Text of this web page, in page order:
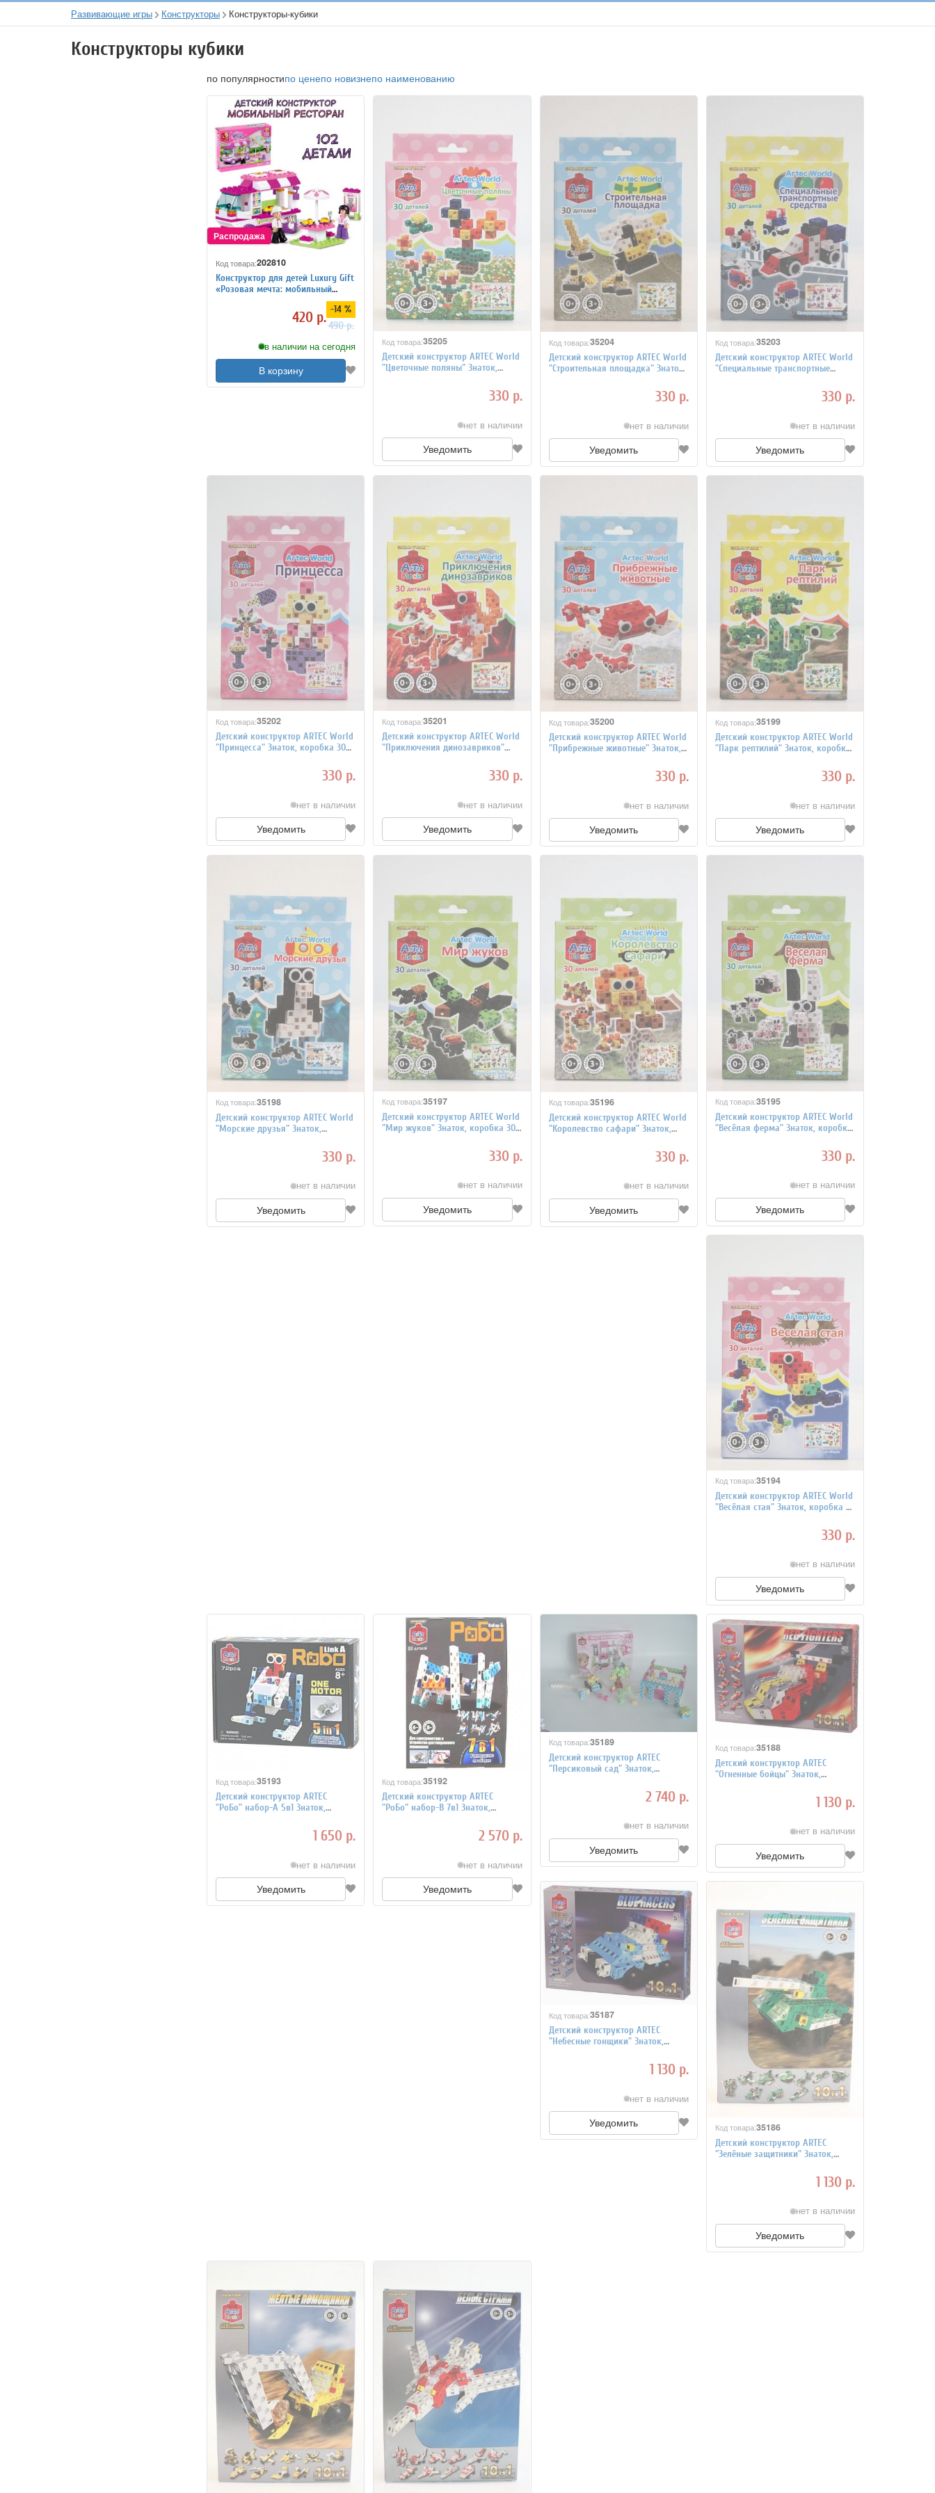
Развивающие игры Конструкторы Конструкторы-кубики
Конструкторы кубики
по популярностипо ценепо новизнепо наименованию
Код товара:202810
Конструктор для детей Luxury Gift
«Розовая мечта: мобильный
420 р. -14 %
490 р.
в наличии на сегодня
В корзину
Код товара:35205
Детский конструктор ARTEC World
"Цветочные поляны" Знаток,
330 р.
нет в наличии
Уведомить
Код товара:35204
Детский конструктор ARTEC World
"Строительная площадка" Знаток,
330 р.
нет в наличии
Уведомить
Код товара:35203
Детский конструктор ARTEC World
"Специальные транспортные
330 р.
нет в наличии
Уведомить
Код товара:35202
Детский конструктор ARTEC World
"Принцесса" Знаток, коробка 30
330 р.
нет в наличии
Уведомить
Код товара:35201
Детский конструктор ARTEC World
"Приключения динозавриков"
330 р.
нет в наличии
Уведомить
Код товара:35200
Детский конструктор ARTEC World
"Прибрежные животные" Знаток,
330 р.
нет в наличии
Уведомить
Код товара:35199
Детский конструктор ARTEC World
"Парк рептилий" Знаток, коробка
330 р.
нет в наличии
Уведомить
Код товара:35198
Детский конструктор ARTEC World
"Морские друзья" Знаток,
330 р.
нет в наличии
Уведомить
Код товара:35197
Детский конструктор ARTEC World
"Мир жуков" Знаток, коробка 30
330 р.
нет в наличии
Уведомить
Код товара:35196
Детский конструктор ARTEC World
"Королевство сафари" Знаток,
330 р.
нет в наличии
Уведомить
Код товара:35195
Детский конструктор ARTEC World
"Весёлая ферма" Знаток, коробка
330 р.
нет в наличии
Уведомить
Код товара:35194
Детский конструктор ARTEC World
"Весёлая стая" Знаток, коробка 30
330 р.
нет в наличии
Уведомить
Код товара:35193
Детский конструктор ARTEC
"РоБо" набор-А 5в1 Знаток,
1 650 р.
нет в наличии
Уведомить
Код товара:35192
Детский конструктор ARTEC
"РоБо" набор-B 7в1 Знаток,
2 570 р.
нет в наличии
Уведомить
Код товара:35189
Детский конструктор ARTEC
"Персиковый сад" Знаток,
2 740 р.
нет в наличии
Уведомить
Код товара:35188
Детский конструктор ARTEC
"Огненные бойцы" Знаток,
1 130 р.
нет в наличии
Уведомить
Код товара:35187
Детский конструктор ARTEC
"Небесные гонщики" Знаток,
1 130 р.
нет в наличии
Уведомить Код товара:35186
Детский конструктор ARTEC
"Зелёные защитники" Знаток,
1 130 р.
нет в наличии
Уведомить